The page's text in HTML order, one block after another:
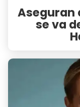
Aseguran
se va